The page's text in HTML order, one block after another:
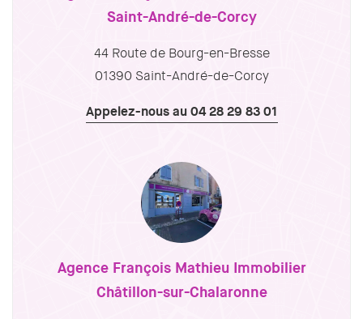
Saint-André-de-Corcy
44 Route de Bourg-en-Bresse
01390 Saint-André-de-Corcy
Appelez-nous au 04 28 29 83 01
Agence François Mathieu Immobilier
Châtillon-sur-Chalaronne